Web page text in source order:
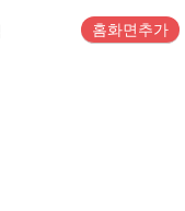
홈화면추가